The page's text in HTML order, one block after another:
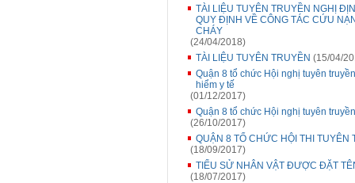
TÀI LIỆU TUYÊN TRUYỀN NGHỊ
QUY ĐỊNH VỀ CÔNG TÁC CỨU
CHÁY
(24/04/2018)
TÀI LIỆU TUYÊN TRUYỀN (15/04/
Quận 8 tổ chức Hội nghị tuyên
hiểm y tế
(01/12/2017)
Quận 8 tổ chức Hội nghị tuyên
(26/10/2017)
QUẬN 8 TỔ CHỨC HỘI THI TUYÊN
(18/09/2017)
TIỂU SỬ NHÂN VẬT ĐƯỢC ĐẶT
(18/07/2017)